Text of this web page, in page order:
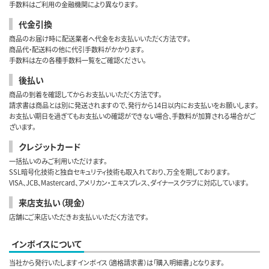
手数料はご利用の金融機関により異なります。
代金引換
商品のお届け時に配送業者へ代金をお支払いいただく方法です。
商品代・配送料の他に代引手数料がかかります。
手数料は左の各種手数料一覧をご確認ください。
後払い
商品の到着を確認してからお支払いいただく方法です。
請求書は商品とは別に発送されますので、発行から14日以内にお支払いをお願いします。
お支払い期日を過ぎてもお支払いの確認ができない場合、手数料が加算される場合がご
ざいます。
クレジットカード
一括払いのみご利用いただけます。
SSL暗号化技術と独自セキュリティ技術も取入れており、万全を期しております。
VISA、JCB、Mastercard、アメリカン・エキスプレス、ダイナースクラブに対応しています。
来店支払い（現金）
店舗にご来店いただきお支払いいただく方法です。
インボイスについて
当社から発行いたしますインボイス（適格請求書）は「購入明細書」となります。